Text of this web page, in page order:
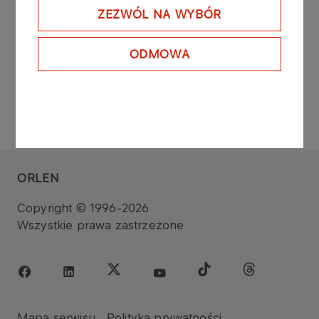
ZEZWÓL NA WYBÓR
ODMOWA
ORLEN
Copyright © 1996-2026
Wszystkie prawa zastrzeżone